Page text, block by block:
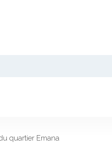
quartier Emana